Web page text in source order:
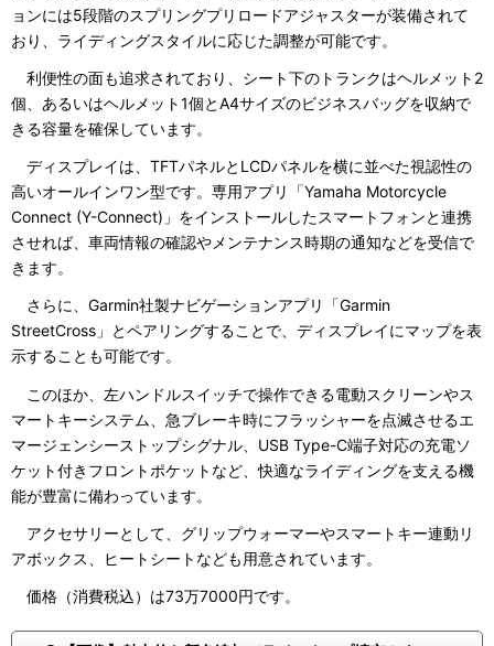
ョンには5段階のスプリングプリロードアジャスターが装備されて
おり、ライディングスタイルに応じた調整が可能です。
利便性の面も追求されており、シート下のトランクはヘルメット2
個、あるいはヘルメット1個とA4サイズのビジネスバッグを収納で
きる容量を確保しています。
ディスプレイは、TFTパネルとLCDパネルを横に並べた視認性の
高いオールインワン型です。専用アプリ「Yamaha Motorcycle
Connect (Y-Connect)」をインストールしたスマートフォンと連携
させれば、車両情報の確認やメンテナンス時期の通知などを受信で
きます。
さらに、Garmin社製ナビゲーションアプリ「Garmin
StreetCross」とペアリングすることで、ディスプレイにマップを表
示することも可能です。
このほか、左ハンドルスイッチで操作できる電動スクリーンやス
マートキーシステム、急ブレーキ時にフラッシャーを点滅させるエ
マージェンシーストップシグナル、USB Type-C端子対応の充電ソ
ケット付きフロントポケットなど、快適なライディングを支える機
能が豊富に備わっています。
アクセサリーとして、グリップウォーマーやスマートキー連動リ
アボックス、ヒートシートなども用意されています。
価格（消費税込）は73万7000円です。